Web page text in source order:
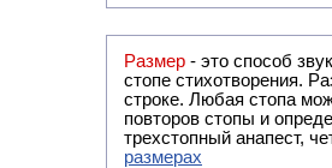
Размер - это способ
стопе стихотворения.
строке. Любая стопа
повторов стопы и
трехстопный анапест,
размерах